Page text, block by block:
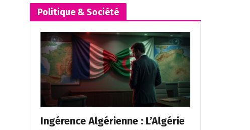
Politique & Société
Ingérence Algérienne : L’Algérie